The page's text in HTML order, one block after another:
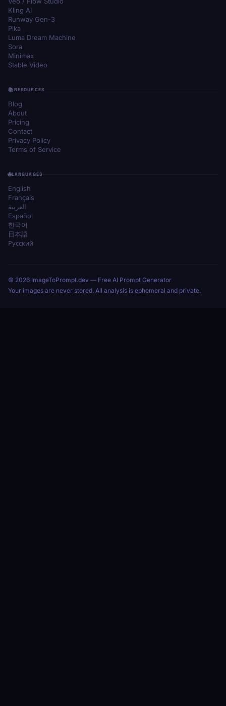
Kling AI
Runway Gen-3
Pika
Luma Dream Machine
Sora
Minimax
Stable Video
RESOURCES
Blog
About
Pricing
Contact
Privacy Policy
Terms of Service
LANGUAGES
English
Français
العربية
Español
한국어
日本語
Русский
© 2026 ImageToPrompt.dev — Free AI Prompt Generator
Your images are never stored. All analysis is ephemeral and private.